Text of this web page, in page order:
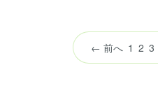
← 前へ 1 2 3